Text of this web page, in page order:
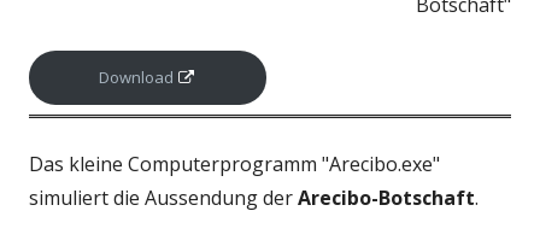
t
r
ö
Download
n
e
Das kleine Computerprogramm "Arecibo.exe"
simuliert die Aussendung derArecibo-Botschaft.